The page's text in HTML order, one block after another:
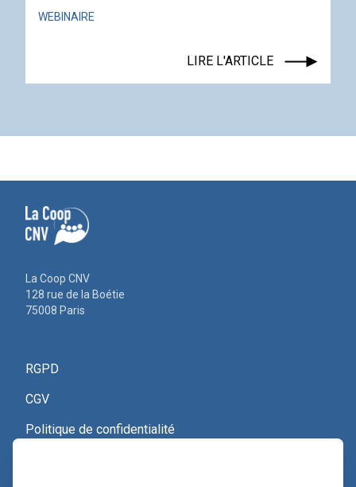
WEBINAIRE
LIRE L'ARTICLE
La Coop CNV
128 rue de la Boétie
75008 Paris
RGPD
CGV
Politique de confidentialité